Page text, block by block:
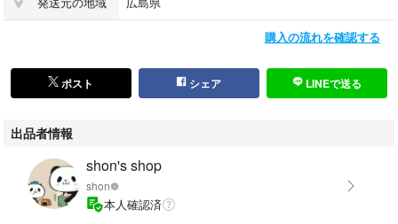
⬇検索用⬇
#Maison de FLEUR
#ガチャ
#アミューズメント
#ギャザートート
#キーホルダー
#推し活
購入の流れを確認する
ポスト シェア LINEで送る
出品者情報
shon's shop
shon❁︎
本人確認済